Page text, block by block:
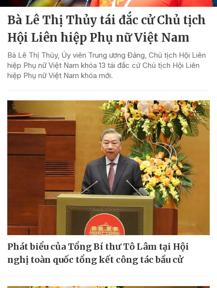
Bà Lê Thị Thủy tái đắc cử Chủ tịch
Hội Liên hiệp Phụ nữ Việt Nam
Bà Lê Thị Thủy, Ủy viên Trung ương Đảng, Chủ tịch Hội Liên
hiệp Phụ nữ Việt Nam khóa 13 tái đắc cử Chủ tịch Hội Liên
hiệp Phụ nữ Việt Nam khóa mới.
Phát biểu của Tổng Bí thư Tô Lâm tại Hội
nghị toàn quốc tổng kết công tác bầu cử